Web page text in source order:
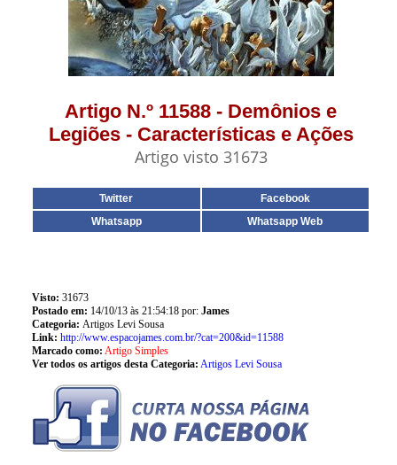
Artigo N.º 11588 - Demônios e
Legiões - Características e Ações
Artigo visto 31673
Twitter
Facebook
Whatsapp
Whatsapp Web
Visto: 31673
Postado em: 14/10/13 às 21:54:18 por: James
Categoria: Artigos Levi Sousa
Link: http://www.espacojames.com.br/?cat=200&id=11588
Marcado como: Artigo Simples
Ver todos os artigos desta Categoria: Artigos Levi Sousa